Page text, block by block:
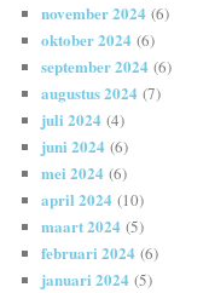
november 2024 (6)
oktober 2024 (6)
september 2024 (6)
augustus 2024 (7)
juli 2024 (4)
juni 2024 (6)
mei 2024 (6)
april 2024 (10)
maart 2024 (5)
februari 2024 (6)
januari 2024 (5)